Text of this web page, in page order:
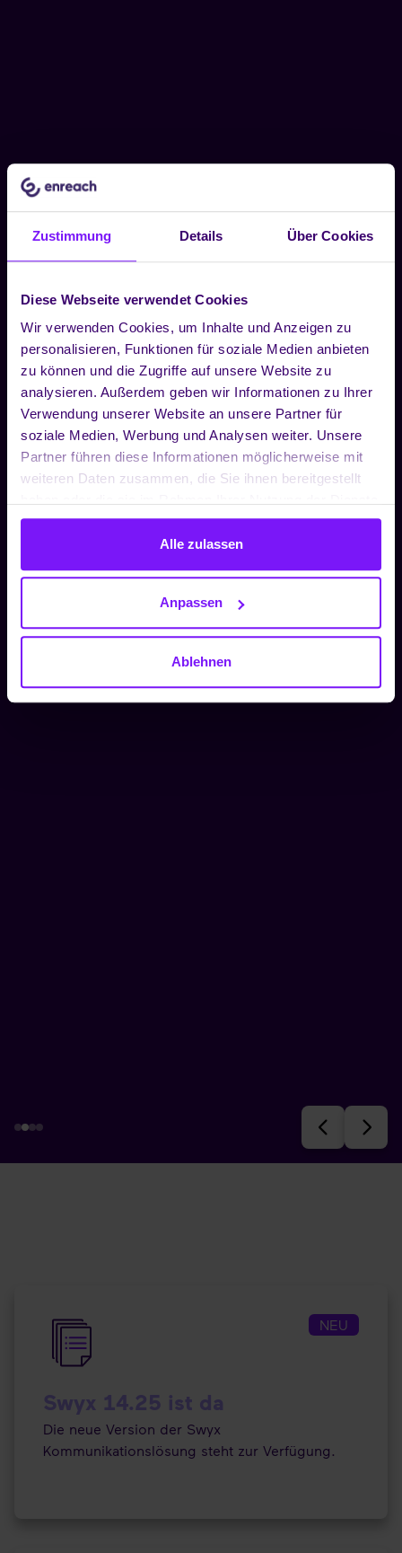
Zustimmung Details Über Cookies
Diese Webseite verwendet Cookies
Wir verwenden Cookies, um Inhalte und Anzeigen zu
personalisieren, Funktionen für soziale Medien anbieten
zu können und die Zugriffe auf unsere Website zu
analysieren. Außerdem geben wir Informationen zu Ihrer
Verwendung unserer Website an unsere Partner für
soziale Medien, Werbung und Analysen weiter. Unsere
Partner führen diese Informationen möglicherweise mit
weiteren Daten zusammen, die Sie ihnen bereitgestellt
gesammelt haben.
Alle zulassen
Anpassen
Ablehnen
NEU
Swyx 14.25 ist da
Die neue Version der Swyx
Kommunikationslösung steht zur Verfügung.